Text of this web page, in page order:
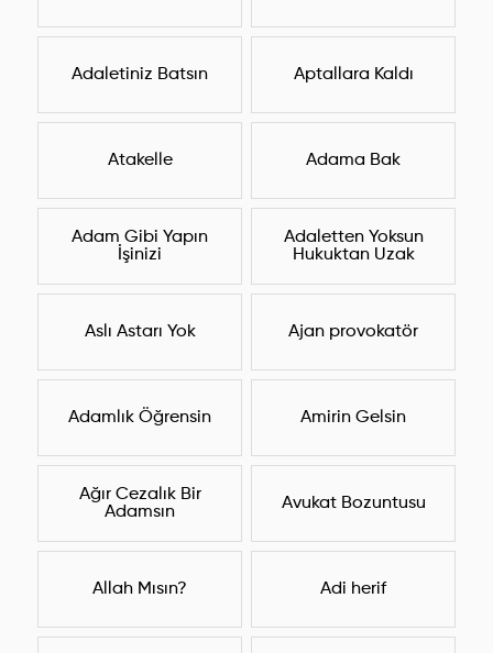
Adaletiniz Batsın Aptallara Kaldı
Atakelle Adama Bak
Adam Gibi Yapın
İşinizi
Adaletten Yoksun
Hukuktan Uzak
Aslı Astarı Yok Ajan provokatör
Adamlık Öğrensin Amirin Gelsin
Ağır Cezalık Bir
Adamsın
Avukat Bozuntusu
Allah Mısın? Adi herif